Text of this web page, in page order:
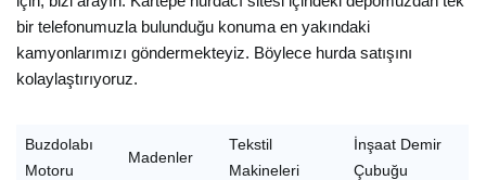
bir telefonumuzla bulunduğu konuma en yakındaki
kamyonlarımızı göndermekteyiz. Böylece hurda satışını
kolaylaştırıyoruz.
Buzdolabı
Motoru
Madenler
Tekstil
Makineleri
İnşaat Demir
Çubuğu